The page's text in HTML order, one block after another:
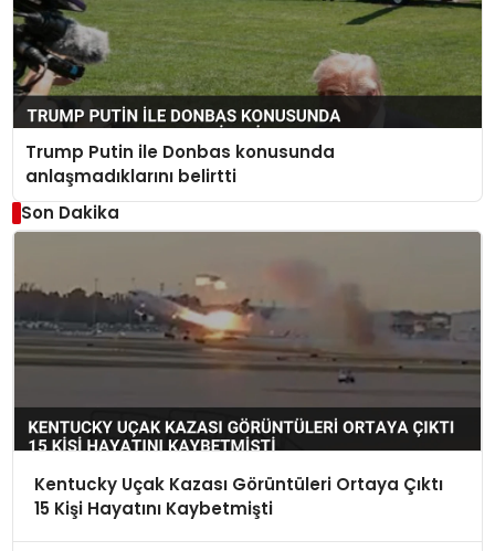
Trump Putin ile Donbas konusunda
anlaşmadıklarını belirtti
Son Dakika
Kentucky Uçak Kazası Görüntüleri Ortaya Çıktı
15 Kişi Hayatını Kaybetmişti